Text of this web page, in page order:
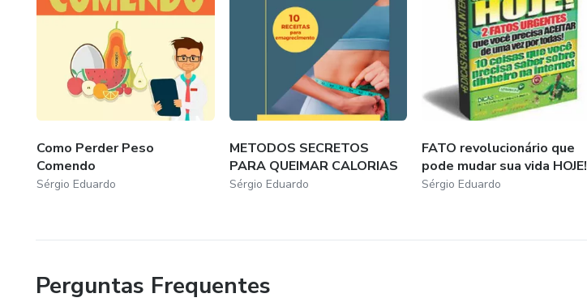
Como Perder Peso
Comendo
Sérgio Eduardo
METODOS SECRETOS
PARA QUEIMAR CALORIAS
Sérgio Eduardo
FATO revolucionário que
pode mudar sua vida HOJE!
Sérgio Eduardo
Perguntas Frequentes